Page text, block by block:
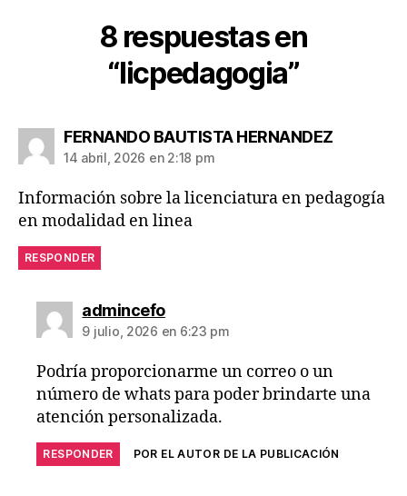
8 respuestas en
“licpedagogia”
FERNANDO BAUTISTA HERNANDEZ
14 abril, 2026 en 2:18 pm
Información sobre la licenciatura en pedagogía
en modalidad en linea
RESPONDER
admincefo
9 julio, 2026 en 6:23 pm
Podría proporcionarme un correo o un
número de whats para poder brindarte una
atención personalizada.
RESPONDER POR EL AUTOR DE LA PUBLICACIÓN